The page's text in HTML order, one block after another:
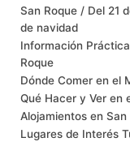
San Roque / Del 21
de navidad
Información
Roque
Dónde Comer en el
Qué Hacer y Ver en
Alojamientos en
Lugares de Interés